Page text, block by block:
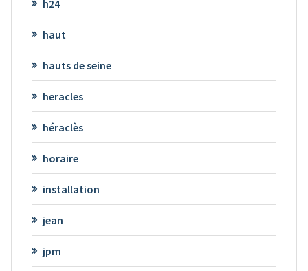
h24
haut
hauts de seine
heracles
héraclès
horaire
installation
jean
jpm